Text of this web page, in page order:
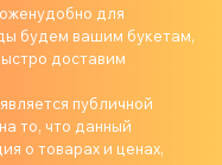
для
будем вашим букетам,
доставим
публичной
то, что данный
о товарах и ценах,